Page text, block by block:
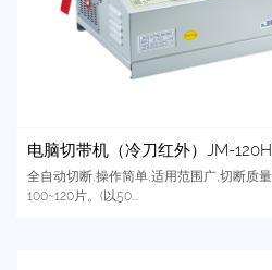
电脑切带机（冷刀红外）JM-
全自动切断,操作简单,适用范围广,切断质
100~120片。(以50...